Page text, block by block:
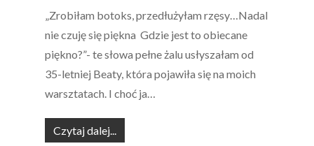
„Zrobiłam botoks, przedłużyłam rzęsy…Nadal
nie czuję się piękna Gdzie jest to obiecane
piękno?”- te słowa pełne żalu usłyszałam od
35-letniej Beaty, która pojawiła się na moich
warsztatach. I choć ja…
Czytaj dalej...